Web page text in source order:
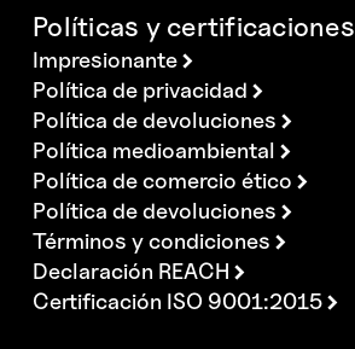
Políticas y certificaciones
Impresionante
Política de privacidad
Política de devoluciones
Política medioambiental
Política de comercio ético
Política de devoluciones
Términos y condiciones
Declaración REACH
Certificación ISO 9001:2015